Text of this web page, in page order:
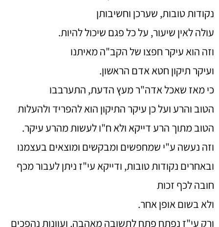
נקודות טובות, שערכן וחשיבותן
עולה לאין שיעור, על כל פגם שיכול להיות.
וזה הוא עיקר חפצו של הקב"ה מאיתנו
ועיקר תיקון חטא אדם הראשון.
כי מאז שאכל אדה"ר מעץ הדעת, התערבבו
הטוב והרע ועל כן עיקר התיקון הוא להפריד ולהעלות
הטוב מתוך הרע דייקא ולא ח"ו לעשות מהרע עיקר.
וזה נעשה ע"י שמחפשים ומבקשים ומוצאים בעצמנו
ובאחרים נקודות טובות, ודייקא עי"ז ניתן לעבור מכף
חובה לכף זכות
ולא בשום אופן אחר.
ורק עי"ז נפתח פתח לתשובה מאהבה, ועוונות נהפכים